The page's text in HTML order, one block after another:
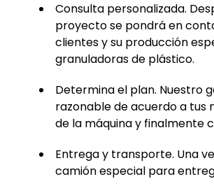
Consulta personalizada.
proyecto se pondrá en
clientes y su producción
granuladoras de plástico.
Determina el plan. Nuestro
razonable de acuerdo a tus
de la máquina y finalmente
Entrega y transporte. Una
camión especial para